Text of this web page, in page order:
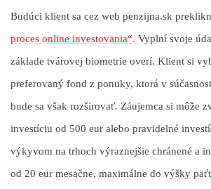
Budúci klient sa cez web penzijna.sk
proces online investovania“. Vyplní svoje
základe tvárovej biometrie overí. Klient si
preferovaný fond z ponuky, ktorá v
bude sa však rozširovať. Záujemca si môže
investíciu od 500 eur alebo pravidelné
výkyvom na trhoch výraznejšie chránené a
od 20 eur mesačne, maximálne do výšky